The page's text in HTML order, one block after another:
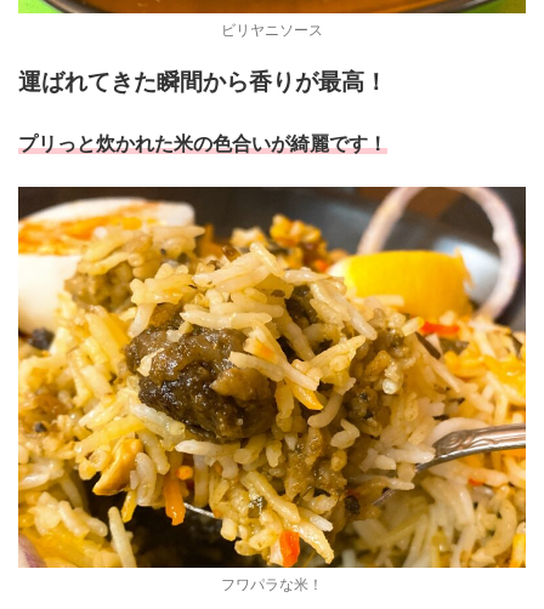
ビリヤニソース
運ばれてきた瞬間から香りが最高！
プリっと炊かれた米の色合いが綺麗です！
フワパラな米！